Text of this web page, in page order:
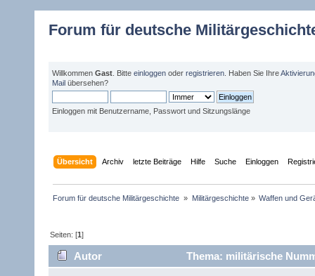
Forum für deutsche
Willkommen Gast . Bitte einloggen oder registrieren . Haben Sie Ihre
Mail übersehen?
Einloggen mit Benutzername, Passwort und Sitzungslänge
Übersicht Archiv letzte Beiträge Hilfe Suche Einloggen
Forum für deutsche Militärgeschichte » Militärgeschichte» Waffen und
Seiten: [1]
Autor Thema: militärische